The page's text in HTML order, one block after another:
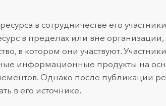
в сотрудничестве его
в пределах или вне
в котором они участвуют.
информационные продукты на
Однако после публикации
в его источнике.